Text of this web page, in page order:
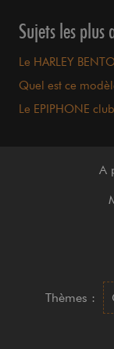
Sujets les plus
Le HARLEY
Quel est ce
Le EPIPHONE
A
Thèmes :